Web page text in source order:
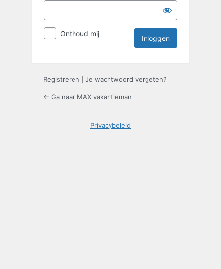
Onthoud mij
Registreren Je wachtwoord vergeten?
← Ga naar MAX vakantieman
Privacybeleid